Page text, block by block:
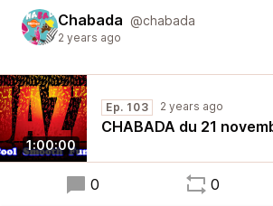
Chabada @chabada
2 years ago
1:00:00
Ep. 103 2 years ago
CHABADA du 21
0 0